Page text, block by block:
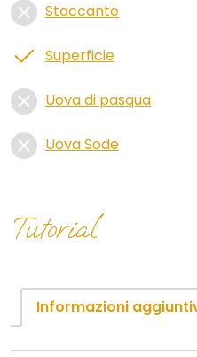
Staccante
Superficie
Uova di pasqua
Uova Sode
Tutorial
Informazioni